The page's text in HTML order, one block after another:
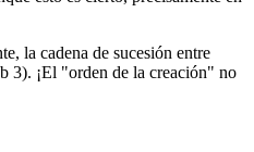
la cadena de sucesión entre
3). ¡El "orden de la creación" no